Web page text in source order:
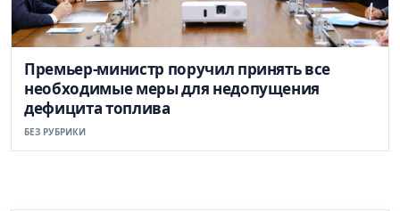
Премьер-министр поручил принять все
необходимые меры для недопущения
дефицита топлива
БЕЗ РУБРИКИ